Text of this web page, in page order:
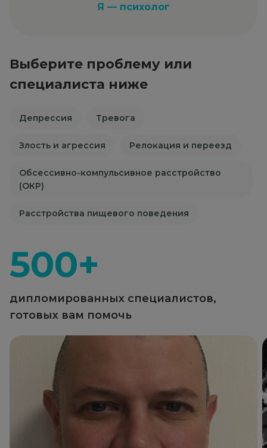
Я — психолог
Выберите проблему или
специалиста ниже
Депрессия Тревога
Злость и агрессия Релокация и переезд
Обсессивно-компульсивное расстройство
(ОКР)
Расстройства пищевого поведения
500+
дипломированных специалистов,
готовых вам помочь